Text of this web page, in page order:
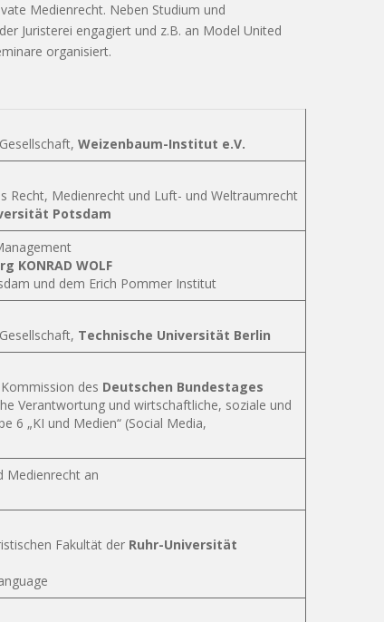
Medienrecht. Neben Studium und
Juristerei engagiert und z.B. an Model United
organisiert.
Weizenbaum-Institut e.V.
Recht, Medienrecht und Luft- und Weltraumrecht
Potsdam
KONRAD WOLF
und dem Erich Pommer Institut
Technische Universität Berlin
des Deutschen Bundestages
Verantwortung und wirtschaftliche, soziale und
6 „KI und Medien“ (Social Media,
Medienrecht an
Fakultät der Ruhr-Universität